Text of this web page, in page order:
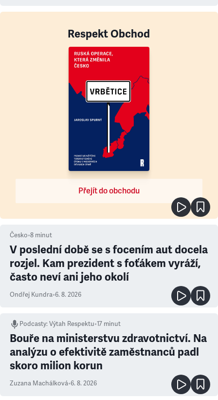
Respekt Obchod
Přejít do obchodu
Česko•8 minut
V poslední době se s focením aut docela
rozjel. Kam prezident s foťákem vyráží,
často neví ani jeho okolí
Ondřej Kundra•6. 8. 2026
Podcasty:Výtah Respektu•17 minut
Bouře na ministerstvu zdravotnictví. Na
analýzu o efektivitě zaměstnanců padl
skoro milion korun
Zuzana Machálková•6. 8. 2026